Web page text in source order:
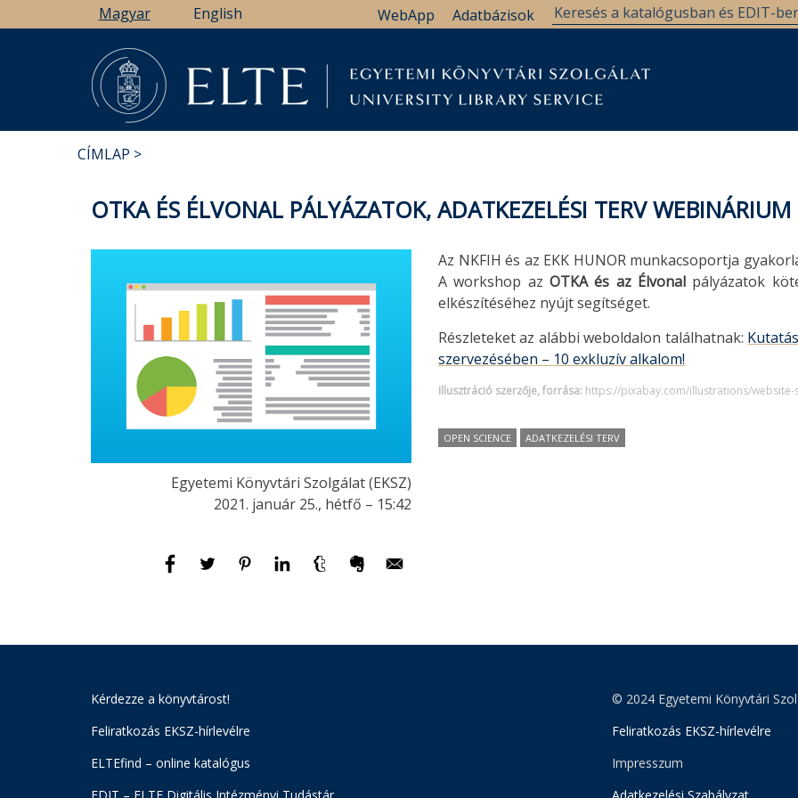
a
Magyar English Adatbázisok
WebApp
CÍMLAP
OTKA ÉS ÉLVONAL PÁLYÁZATOK, ADATKEZELÉSI TERV WEBINÁRIUM
Egyetemi Könyvtári Szolgálat (EKSZ)
2021. január 25., hétfő – 15:42
Az NKFIH és az EKK HUNOR munkacsoportja
A workshop az OTKA és az Élvonal pályázatok
elkészítéséhez nyújt segítséget.
Részleteket az alábbi weboldalon találhatnak:
szervezésében – 10 exkluzív alkalom!
Illusztráció szerzője, forrása: https://pixabay.com/illustrations/website-
OPEN SCIENCE ADATKEZELÉSI TERV
Kérdezze a könyvtárost!
Feliratkozás EKSZ-hírlevélre
ELTEfind – online katalógus
EDIT – ELTE Digitális Intézményi Tudástár
© 2024 Egyetemi Könyvtári
Feliratkozás EKSZ-hírlevélre
Impresszum
Adatkezelési Szabályzat